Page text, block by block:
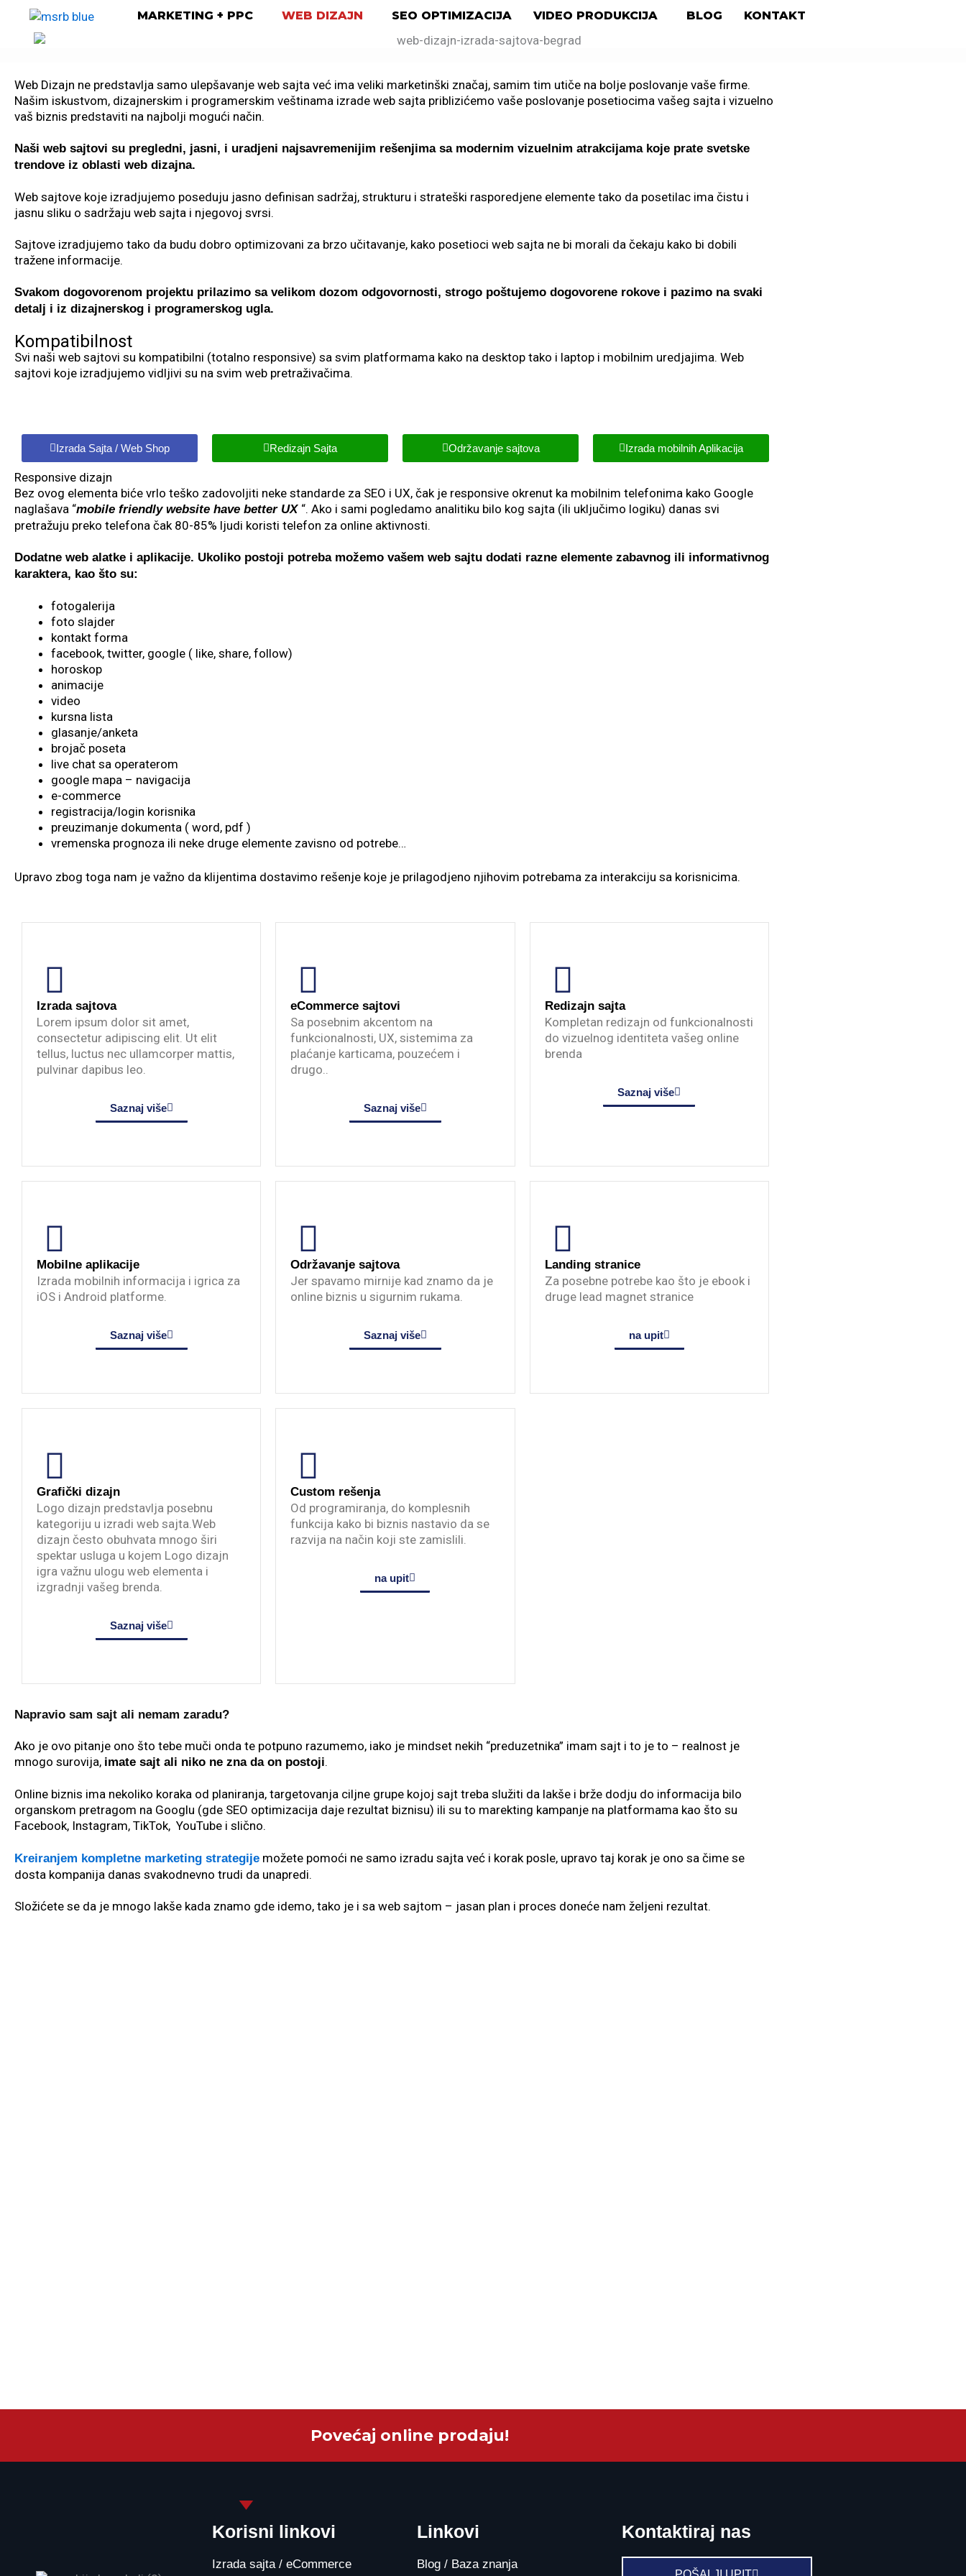
content
MARKETING + PPC WEB DIZAJN SEO OPTIMIZACIJA VIDEO PRODUKCIJA BLOG KONTAKT
Web Dizajn ne predstavlja samo ulepšavanje web sajta već ima veliki marketinški značaj, samim tim utiče na bolje poslovanje vaše firme.
Našim iskustvom, dizajnerskim i programerskim veštinama izrade web sajta priblizićemo vaše poslovanje posetiocima vašeg sajta i vizuelno
vaš biznis predstaviti na najbolji mogući način.
Naši web sajtovi su pregledni, jasni, i uradjeni najsavremenijim rešenjima sa modernim vizuelnim atrakcijama koje prate svetske
trendove iz oblasti web dizajna.
Web sajtove koje izradjujemo poseduju jasno definisan sadržaj, strukturu i strateški rasporedjene elemente tako da posetilac ima čistu i
jasnu sliku o sadržaju web sajta i njegovoj svrsi.
Sajtove izradjujemo tako da budu dobro optimizovani za brzo učitavanje, kako posetioci web sajta ne bi morali da čekaju kako bi dobili
tražene informacije.
Svakom dogovorenom projektu prilazimo sa velikom dozom odgovornosti, strogo poštujemo dogovorene rokove i pazimo na svaki
detalj i iz dizajnerskog i programerskog ugla.
Kompatibilnost
Svi naši web sajtovi su kompatibilni (totalno responsive) sa svim platformama kako na desktop tako i laptop i mobilnim uredjajima. Web
sajtovi koje izradjujemo vidljivi su na svim web pretraživačima.
Izrada Sajta / Web Shop Redizajn Sajta Održavanje sajtova Izrada mobilnih Aplikacija
Responsive dizajn
Bez ovog elementa biće vrlo teško zadovoljiti neke standarde za SEO i UX, čak je responsive okrenut ka mobilnim telefonima kako Google
naglašava “mobile friendly website have better UX “. Ako i sami pogledamo analitiku bilo kog sajta (ili uključimo logiku) danas svi
pretražuju preko telefona čak 80-85% ljudi koristi telefon za online aktivnosti.
Dodatne web alatke i aplikacije. Ukoliko postoji potreba možemo vašem web sajtu dodati razne elemente zabavnog ili informativnog
karaktera, kao što su:
fotogalerija
foto slajder
kontakt forma
facebook, twitter, google ( like, share, follow)
horoskop
animacije
video
kursna lista
glasanje/anketa
brojač poseta
live chat sa operaterom
google mapa – navigacija
e-commerce
registracija/login korisnika
preuzimanje dokumenta ( word, pdf )
vremenska prognoza ili neke druge elemente zavisno od potrebe…
Upravo zbog toga nam je važno da klijentima dostavimo rešenje koje je prilagodjeno njihovim potrebama za interakciju sa korisnicima.
Izrada sajtova
Lorem ipsum dolor sit amet,
consectetur adipiscing elit. Ut elit
tellus, luctus nec ullamcorper mattis,
pulvinar dapibus leo.
Saznaj više
eCommerce sajtovi
Sa posebnim akcentom na
funkcionalnosti, UX, sistemima za
plaćanje karticama, pouzećem i
drugo..
Saznaj više
Redizajn sajta
Kompletan redizajn od funkcionalnosti
do vizuelnog identiteta vašeg online
brenda
Saznaj više
Mobilne aplikacije
Izrada mobilnih informacija i igrica za
iOS i Android platforme.
Saznaj više
Održavanje sajtova
Jer spavamo mirnije kad znamo da je
online biznis u sigurnim rukama.
Saznaj više
Landing stranice
Za posebne potrebe kao što je ebook i
druge lead magnet stranice
na upit
Grafički dizajn
Logo dizajn predstavlja posebnu
kategoriju u izradi web sajta.Web
dizajn često obuhvata mnogo širi
spektar usluga u kojem Logo dizajn
igra važnu ulogu web elementa i
izgradnji vašeg brenda.
Saznaj više
Custom rešenja
Od programiranja, do komplesnih
funkcija kako bi biznis nastavio da se
razvija na način koji ste zamislili.
na upit
Napravio sam sajt ali nemam zaradu?
Ako je ovo pitanje ono što tebe muči onda te potpuno razumemo, iako je mindset nekih “preduzetnika” imam sajt i to je to – realnost je
mnogo surovija, imate sajt ali niko ne zna da on postoji.
Online biznis ima nekoliko koraka od planiranja, targetovanja ciljne grupe kojoj sajt treba služiti da lakše i brže dodju do informacija bilo
organskom pretragom na Googlu (gde SEO optimizacija daje rezultat biznisu) ili su to marekting kampanje na platformama kao što su
Facebook, Instagram, TikTok, YouTube i slično.
Kreiranjem kompletne marketing strategije možete pomoći ne samo izradu sajta već i korak posle, upravo taj korak je ono sa čime se
dosta kompanija danas svakodnevno trudi da unapredi.
Složićete se da je mnogo lakše kada znamo gde idemo, tako je i sa web sajtom – jasan plan i proces doneće nam željeni rezultat.
Povećaj online prodaju!
Korisni linkovi
Izrada sajta / eCommerce
Linkovi
Blog / Baza znanja
Kontaktiraj nas